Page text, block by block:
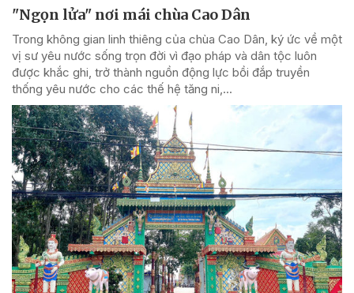
"Ngọn lửa" nơi mái chùa Cao Dân
Trong không gian linh thiêng của chùa Cao Dân, ký ức về một
vị sư yêu nước sống trọn đời vì đạo pháp và dân tộc luôn
được khắc ghi, trở thành nguồn động lực bồi đắp truyền
thống yêu nước cho các thế hệ tăng ni,...